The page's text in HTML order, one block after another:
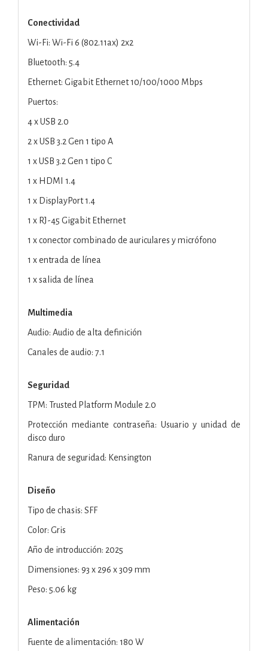
Conectividad
Wi-Fi: Wi-Fi 6 (802.11ax) 2x2
Bluetooth: 5.4
Ethernet: Gigabit Ethernet 10/100/1000 Mbps
Puertos:
4 x USB 2.0
2 x USB 3.2 Gen 1 tipo A
1 x USB 3.2 Gen 1 tipo C
1 x HDMI 1.4
1 x DisplayPort 1.4
1 x RJ-45 Gigabit Ethernet
1 x conector combinado de auriculares y micrófono
1 x entrada de línea
1 x salida de línea
Multimedia
Audio: Audio de alta definición
Canales de audio: 7.1
Seguridad
TPM: Trusted Platform Module 2.0
Protección mediante contraseña: Usuario y unidad de
disco duro
Ranura de seguridad: Kensington
Diseño
Tipo de chasis: SFF
Color: Gris
Año de introducción: 2025
Dimensiones: 93 x 296 x 309 mm
Peso: 5.06 kg
Alimentación
Fuente de alimentación: 180 W